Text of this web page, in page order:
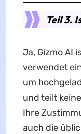
Teil 3.
Ja, Gizmo AI
verwendet
um
und teilt
Ihre
auch die